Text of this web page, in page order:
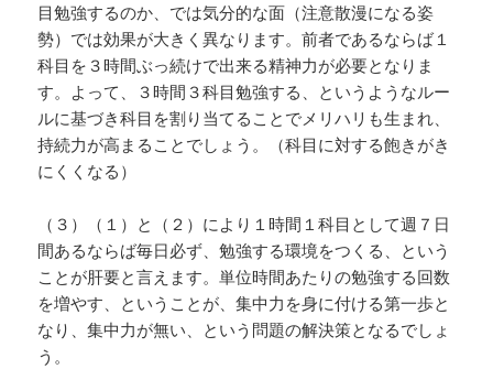
目勉強するのか、では気分的な面（注意散漫になる姿
勢）では効果が大きく異なります。前者であるならば１
科目を３時間ぶっ続けで出来る精神力が必要となりま
す。よって、３時間３科目勉強する、というようなルー
ルに基づき科目を割り当てることでメリハリも生まれ、
持続力が高まることでしょう。（科目に対する飽きがき
にくくなる）
（３）（１）と（２）により１時間１科目として週７日
間あるならば毎日必ず、勉強する環境をつくる、という
ことが肝要と言えます。単位時間あたりの勉強する回数
を増やす、ということが、集中力を身に付ける第一歩と
なり、集中力が無い、という問題の解決策となるでしょ
う。